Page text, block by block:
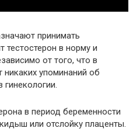
принимать
тестостерон в норму и
от того, что в
никаких упоминаний об
гинекологии.
в период беременности
или отслойку плаценты.